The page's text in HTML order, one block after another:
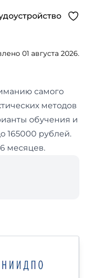
01 августа 2026.
самого
методов
обучения и
165000 рублей.
месяцев.